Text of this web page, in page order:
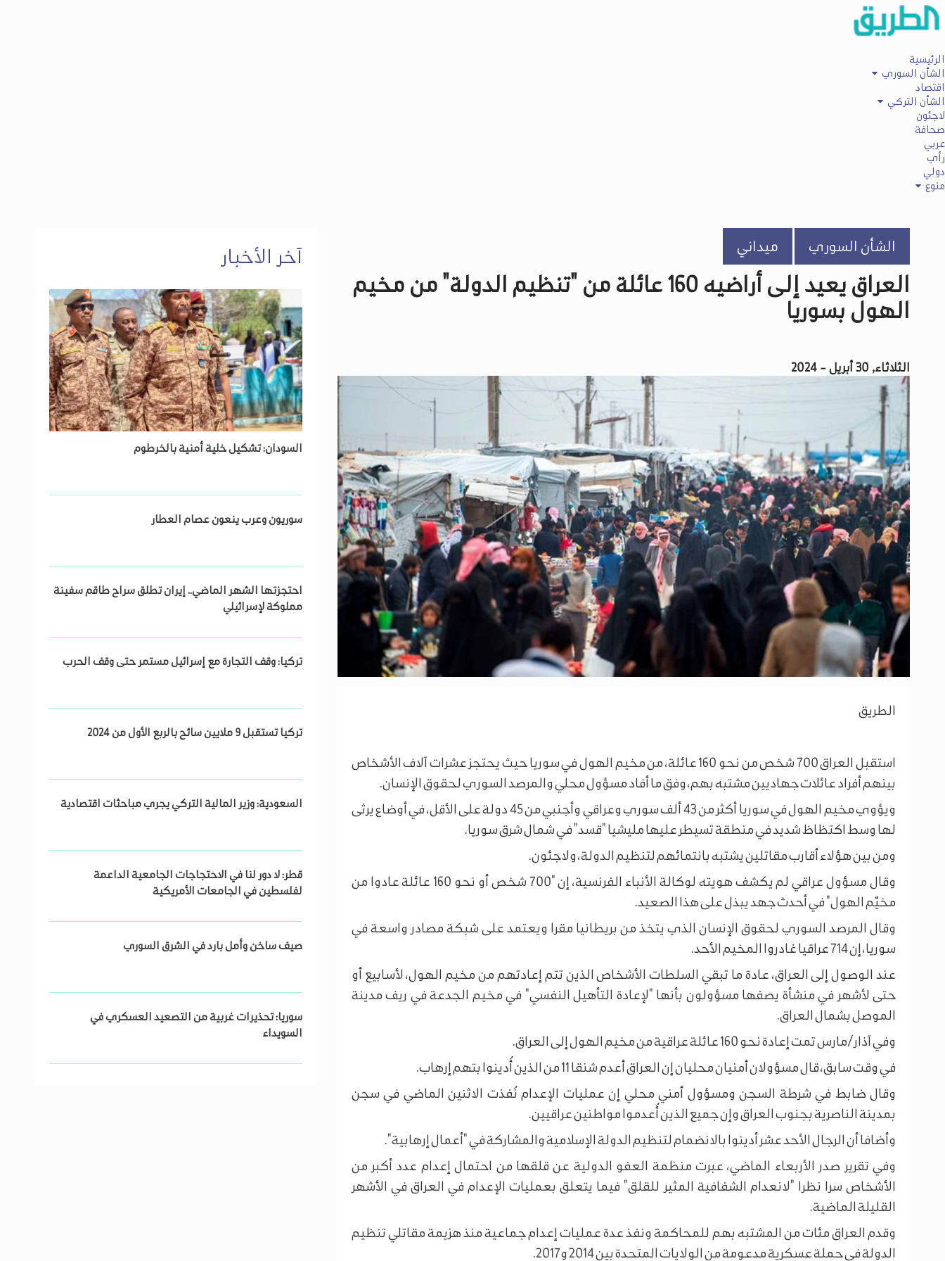
الرئيسية
الشأن السوري
اقتصاد
الشأن التركي
لاجئون
صحافة
عربي
رأي
دولي
منوع
الشأن السوري ميداني
العراق يعيد إلى أراضيه 160 عائلة من "تنظيم الدولة" من مخيم
الهول بسوريا
الثلاثاء, 30 أبريل - 2024
الطريق
استقبل العراق 700 شخص من نحو 160 عائلة، من مخيم الهول في سوريا حيث يحتجز عشرات آلاف الأشخاص
بينهم أفراد عائلات جهاديين مشتبه بهم، وفق ما أفاد مسؤول محلي والمرصد السوري لحقوق الإنسان.
ويؤوي مخيم الهول في سوريا أكثر من 43 ألف سوري وعراقي وأجنبي من 45 دولة على الأقل، في أوضاع يرثى
لها وسط اكتظاظ شديد في منطقة تسيطر عليها مليشيا "قسد" في شمال شرق سوريا.
ومن بين هؤلاء أقارب مقاتلين يشتبه بانتمائهم لتنظيم الدولة، ولاجئون.
وقال مسؤول عراقي لم يكشف هويته لوكالة الأنباء الفرنسية، إن "700 شخص أو نحو 160 عائلة عادوا من
مخيّم الهول" في أحدث جهد يبذل على هذا الصعيد.
وقال المرصد السوري لحقوق الإنسان الذي يتخذ من بريطانيا مقرا ويعتمد على شبكة مصادر واسعة في
سوريا، إن 714 عراقيا غادروا المخيم الأحد.
عند الوصول إلى العراق، عادة ما تبقي السلطات الأشخاص الذين تتم إعادتهم من مخيم الهول، لأسابيع أو
حتى لأشهر في منشأة يصفها مسؤولون بأنها "لإعادة التأهيل النفسي" في مخيم الجدعة في ريف مدينة
الموصل بشمال العراق.
وفي آذار/مارس تمت إعادة نحو 160 عائلة عراقية من مخيم الهول إلى العراق.
في وقت سابق، قال مسؤولان أمنيان محليان إن العراق أعدم شنقا 11 من الذين أُدينوا بتهم إرهاب.
وقال ضابط في شرطة السجن ومسؤول أمني محلي إن عمليات الإعدام نُفذت الاثنين الماضي في سجن
بمدينة الناصرية بجنوب العراق وإن جميع الذين أُعدموا مواطنين عراقيين.
وأضافا أن الرجال الأحد عشر أدينوا بالانضمام لتنظيم الدولة الإسلامية والمشاركة في "أعمال إرهابية".
وفي تقرير صدر الأربعاء الماضي، عبرت منظمة العفو الدولية عن قلقها من احتمال إعدام عدد أكبر من
الأشخاص سرا نظرا "لانعدام الشفافية المثير للقلق" فيما يتعلق بعمليات الإعدام في العراق في الأشهر
القليلة الماضية.
وقدم العراق مئات من المشتبه بهم للمحاكمة ونفذ عدة عمليات إعدام جماعية منذ هزيمة مقاتلي تنظيم
الدولة في حملة عسكرية مدعومة من الولايات المتحدة بين 2014 و2017.
آخر الأخبار
السودان: تشكيل خلية أمنية بالخرطوم
سوريون وعرب ينعون عصام العطار
احتجزتها الشهر الماضي.. إيران تطلق سراح طاقم سفينة
مملوكة لإسرائيلي
تركيا: وقف التجارة مع إسرائيل مستمر حتى وقف الحرب
تركيا تستقبل 9 ملايين سائح بالربع الأول من 2024
السعودية: وزير المالية التركي يجري مباحثات اقتصادية
قطر: لا دور لنا في الاحتجاجات الجامعية الداعمة
لفلسطين في الجامعات الأمريكية
صيف ساخن وأمل بارد في الشرق السوري
سوريا: تحذيرات غربية من التصعيد العسكري في
السويداء